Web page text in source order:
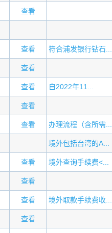
查看
查看 符合浦发银行钻石...
查看
查看 自2022年11...
查看
查看 办理流程（含所需...
境外包括台湾的A...
查看 境外查询手续费<...
查看
查看 境外取款手续费收...
查看